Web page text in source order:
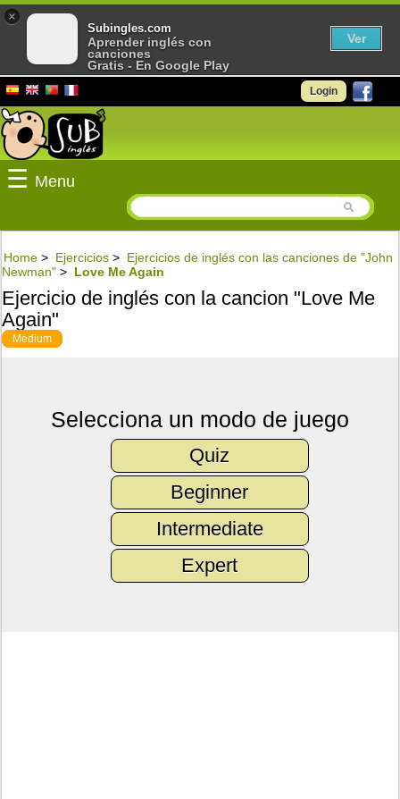
Login
☰ Menu
Home > Ejercicios > Ejercicios de inglés con las canciones de "John
Newman" > Love Me Again
Ejercicio de inglés con la cancion "Love Me
Again"
Medium
Selecciona un modo de juego
Quiz
Beginner
Intermediate
Expert
×
Subingles.com
Aprender inglés con
canciones
Gratis - En Google Play
Ver